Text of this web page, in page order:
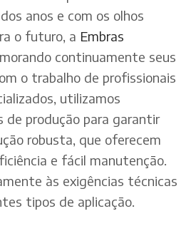
anos e com os olhos
o futuro, a Embras
continuamente seus
o trabalho de profissionais
utilizamos
de produção para garantir
robusta, que oferecem
e fácil manutenção.
às exigências técnicas
tipos de aplicação.